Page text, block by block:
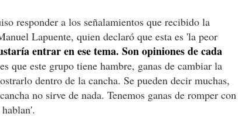
responder a los señalamientos que recibido la
Lapuente, quien declaró que esta es 'la peor
entrar en ese tema. Son opiniones de cada
que este grupo tiene hambre, ganas de cambiar la
dentro de la cancha. Se pueden decir muchas,
no sirve de nada. Tenemos ganas de romper con